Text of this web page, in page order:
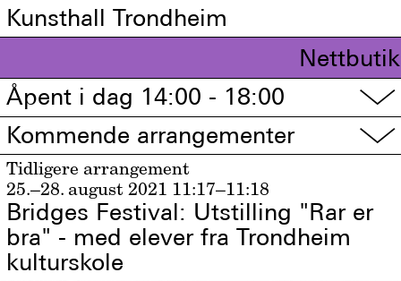
Kunsthall Trondheim
Åpent i dag 14:00 - 18:00
▽
Kommende arrangementer ▽
Tidligere arrangement
25.–28. august 2021 11:17–11:18
Bridges Festival: Utstilling "Rar er
bra" - med elever fra Trondheim
kulturskole